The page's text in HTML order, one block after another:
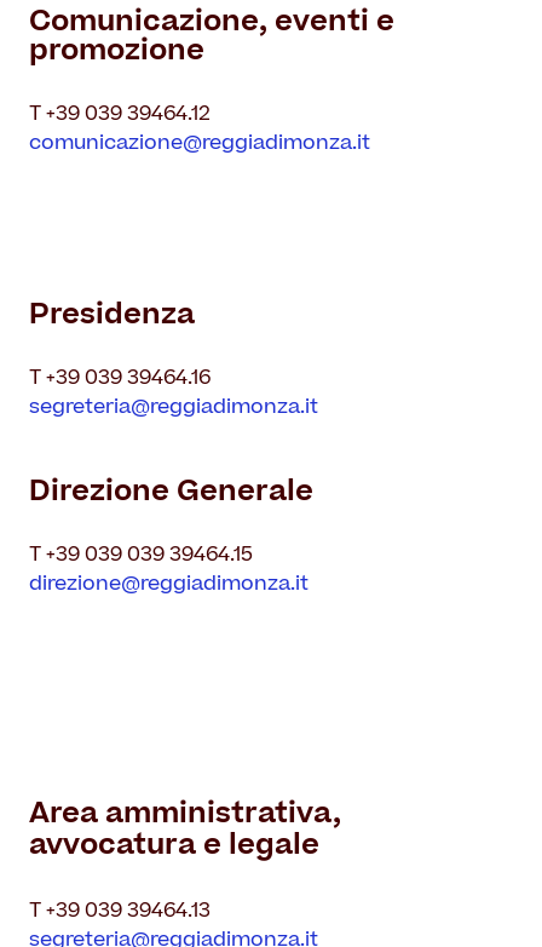
Comunicazione, eventi e
promozione
T +39 039 39464.12
comunicazione@reggiadimonza.it
Presidenza
T +39 039 39464.16
segreteria@reggiadimonza.it
Direzione Generale
T +39 039 039 39464.15
direzione@reggiadimonza.it
Area amministrativa,
avvocatura e legale
T +39 039 39464.13
segreteria@reggiadimonza.it